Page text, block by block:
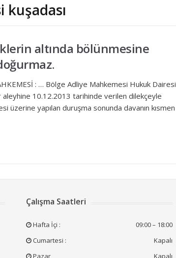
kuşadası
altında bölünmesine
: … Bölge Adliye Mahkemesi Hukuk Dairesi
aleyhine 10.12.2013 tarihinde verilen dilekçeyle
yapılan duruşma sonunda davanın kısmen
Çalışma Saatleri
Hafta İçi :
09:00 – 18:00
Cumartesi :
Kapalı
Pazar
Kapalı